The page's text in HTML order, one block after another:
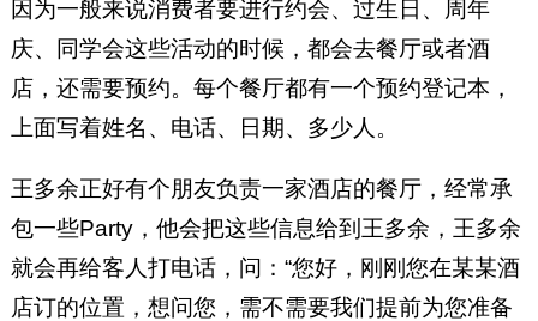
因为一般来说消费者要进行约会、过生日、周年
庆、同学会这些活动的时候，都会去餐厅或者酒
店，还需要预约。每个餐厅都有一个预约登记本，
上面写着姓名、电话、日期、多少人。
王多余正好有个朋友负责一家酒店的餐厅，经常承
包一些Party，他会把这些信息给到王多余，王多余
就会再给客人打电话，问：“您好，刚刚您在某某酒
店订的位置，想问您，需不需要我们提前为您准备